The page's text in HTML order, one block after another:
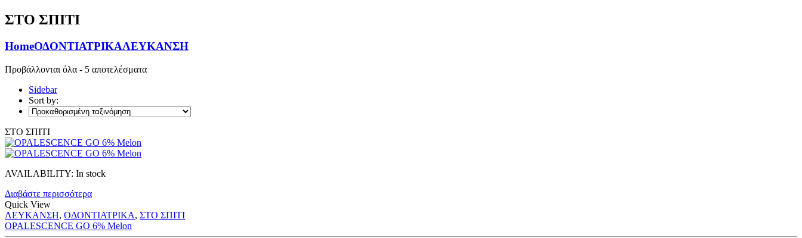
ΣΤΟ ΣΠΙΤΙ
HomeΟΔΟΝΤΙΑΤΡΙΚΑΛΕΥΚΑΝΣΗ
Προβάλλονται όλα - 5 αποτελέσματα
Sidebar
Sort by:
ΣΤΟ ΣΠΙΤΙ
AVAILABILITY: In stock
Διαβάστε περισσότερα
Quick View
ΛΕΥΚΑΝΣΗ, ΟΔΟΝΤΙΑΤΡΙΚΑ, ΣΤΟ ΣΠΙΤΙ
OPALESCENCE GO 6% Melon